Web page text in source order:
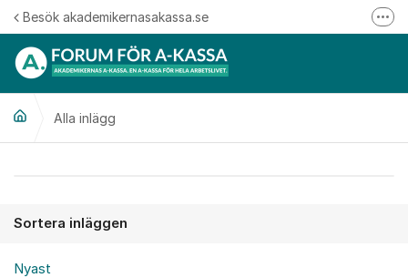
Hoppa till innehåll
Besök akademikernasakassa.se
Alla inlägg
Sortera inläggen
Nyast